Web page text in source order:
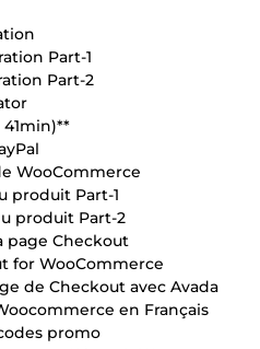
Part-1
Part-2
41min)**
WooCommerce
produit Part-1
produit Part-2
page Checkout
for WooCommerce
de Checkout avec Avada
en Français
promo